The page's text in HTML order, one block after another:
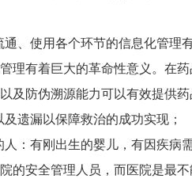
、使用各个环节的信息化管理
理有着巨大的革命性意义。在
及防伪溯源能力可以有效提供
遗漏以保障救治的成功实现；
：有刚出生的婴儿，有因疾病
安全管理人员，而医院是最不